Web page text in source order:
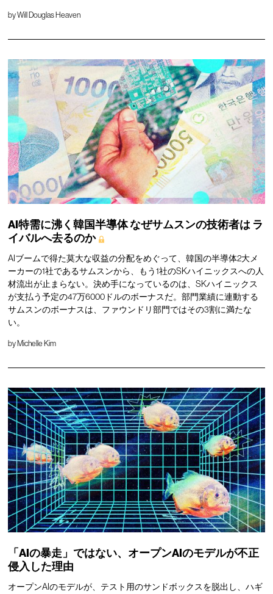
byWill Douglas Heaven
AI特需に沸く韓国半導体なぜサムスンの技術者は ラ
イバルへ去るのか
AIブームで得た莫大な収益の分配をめぐって、韓国の半導体2大メ
ーカーの1社であるサムスンから、もう1社のSKハイニックスへの人
材流出が止まらない。決め手になっているのは、SKハイニックス
が支払う予定の47万6000ドルのボーナスだ。部門業績に連動する
サムスンのボーナスは、ファウンドリ部門ではその3割に満たな
い。
by Michelle Kim
「AIの暴走」ではない、オープンAIのモデルが不正
侵入した理由
オープンAIのモデルが、テスト用のサンドボックスを脱出し、ハギ